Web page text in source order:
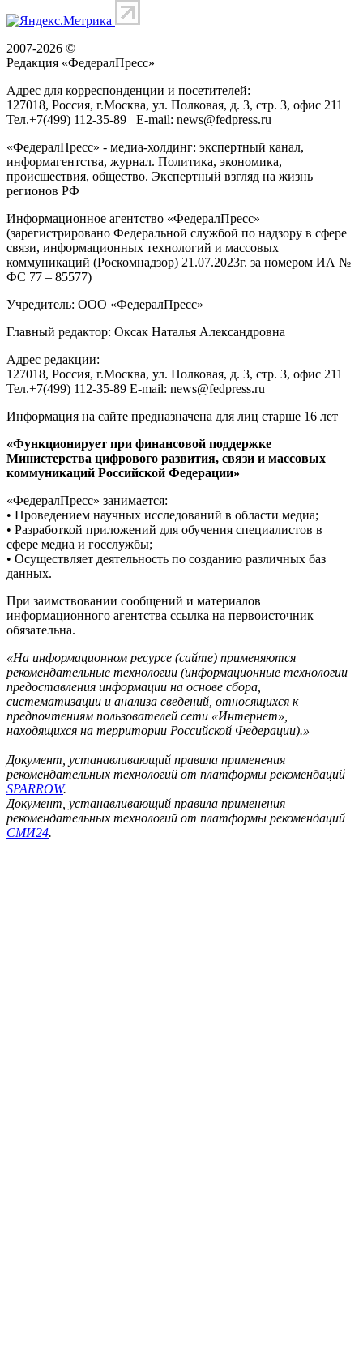
2007-2026 ©
Редакция «ФедералПресс»
Адрес для корреспонденции и посетителей:
127018, Россия, г.Москва, ул. Полковая, д. 3, стр. 3, офис 211
Тел.+7(499) 112-35-89 E-mail: news@fedpress.ru
«ФедералПресс» - медиа-холдинг: экспертный канал,
информагентства, журнал. Политика, экономика,
происшествия, общество. Экспертный взгляд на жизнь
регионов РФ
Информационное агентство «ФедералПресс»
(зарегистрировано Федеральной службой по надзору в сфере
связи, информационных технологий и массовых
коммуникаций (Роскомнадзор) 21.07.2023г. за номером ИА №
ФС 77 – 85577)
Учредитель: ООО «ФедералПресс»
Главный редактор: Оксак Наталья Александровна
Адрес редакции:
127018, Россия, г.Москва, ул. Полковая, д. 3, стр. 3, офис 211
Тел.+7(499) 112-35-89 E-mail: news@fedpress.ru
Информация на сайте предназначена для лиц старше 16 лет
«Функционирует при финансовой поддержке
Министерства цифрового развития, связи и массовых
коммуникаций Российской Федерации»
«ФедералПресс» занимается:
• Проведением научных исследований в области медиа;
• Разработкой приложений для обучения специалистов в
сфере медиа и госслужбы;
• Осуществляет деятельность по созданию различных баз
данных.
При заимствовании сообщений и материалов
информационного агентства ссылка на первоисточник
обязательна.
«На информационном ресурсе (сайте) применяются
рекомендательные технологии (информационные технологии
предоставления информации на основе сбора,
систематизации и анализа сведений, относящихся к
предпочтениям пользователей сети «Интернет»,
находящихся на территории Российской Федерации).»
Документ, устанавливающий правила применения
рекомендательных технологий от платформы рекомендаций
SPARROW.
Документ, устанавливающий правила применения
рекомендательных технологий от платформы рекомендаций
СМИ24.